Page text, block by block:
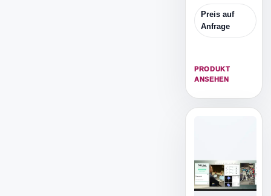
Training,
Wettkampf und
moderne
Preis auf
Anfrage
PRODUKT
ANSEHEN